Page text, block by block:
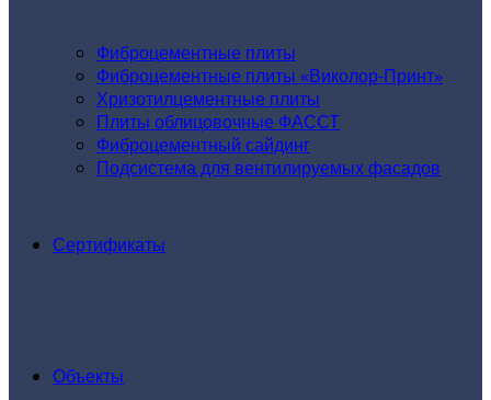
Фиброцементные плиты
Фиброцементные плиты «Виколор-Принт»
Хризотилцементные плиты
Плиты облицовочные ФАССТ
Фиброцементный сайдинг
Подсистема для вентилируемых фасадов
Сертификаты
Объекты